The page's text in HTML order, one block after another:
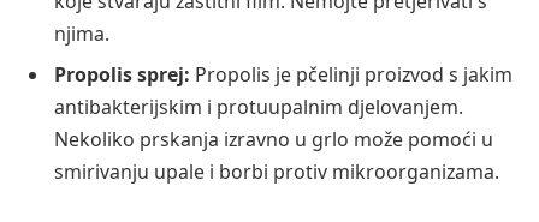
njima.
Propolis sprej: Propolis je pčelinji proizvod s jakim
antibakterijskim i protuupalnim djelovanjem.
Nekoliko prskanja izravno u grlo može pomoći u
smirivanju upale i borbi protiv mikroorganizama.